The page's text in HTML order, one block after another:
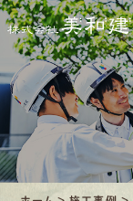
お家をきれいに
会社をきれいに
クリーニング